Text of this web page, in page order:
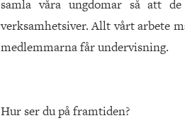
samla våra ungdomar så att
verksamhetsiver. Allt vårt arbete
medlemmarna får undervisning.
Hur ser du på framtiden?